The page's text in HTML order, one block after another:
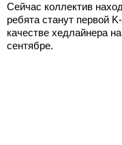
Сейчас коллектив
ребята станут первой
качестве хедлайнера
сентябре.